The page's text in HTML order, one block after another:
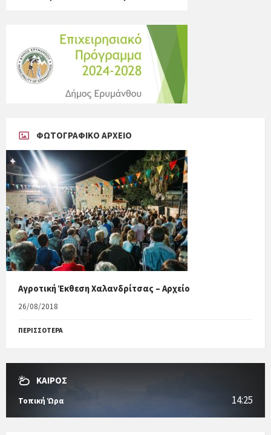
ΦΩΤΟΓΡΑΦΙΚΟ ΑΡΧΕΙΟ
Αγροτική Έκθεση Χαλανδρίτσας – Αρχείο
26/08/2018
ΠΕΡΙΣΣΟΤΕΡΑ
ΚΑΙΡΟΣ
Τοπική Ώρα 14:25